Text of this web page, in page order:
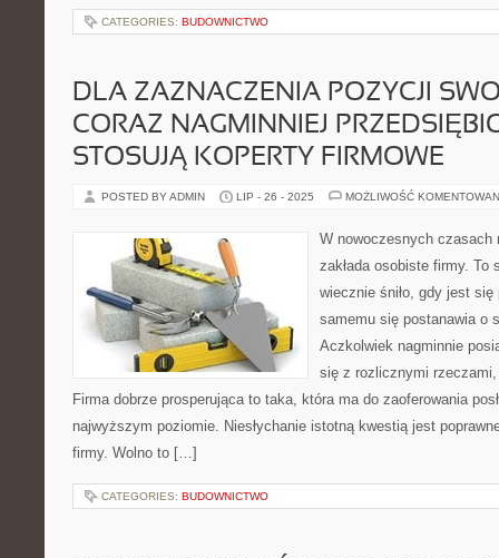
CATEGORIES: BUDOWNICTWO
DLA ZAZNACZENIA POZYCJI
CORAZ NAGMINNIEJ
STOSUJĄ KOPERTY FIRMOWE
POSTED BY ADMIN LIP - 26 - 2025 MOŻLIWOŚĆ
W nowoczesnych czasach
zakłada osobiste firmy.
wiecznie śniło, gdy jest się
samemu się postanawia o
Aczkolwiek nagminnie
się z rozlicznymi
Firma dobrze prosperująca to taka, która ma do zaoferowania
najwyższym poziomie. Niesłychanie istotną kwestią jest
firmy. Wolno to […]
CATEGORIES: BUDOWNICTWO